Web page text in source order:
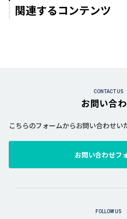
関連するコンテンツ
CONTACT US
お問い合
こちらのフォームからお問い合わせい
お問い合わせフ
FOLLOW US